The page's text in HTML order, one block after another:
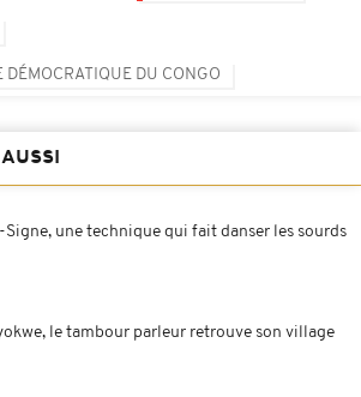
DÉMOCRATIQUE DU CONGO
Signe, une technique qui fait danser les sourds
le tambour parleur retrouve son village